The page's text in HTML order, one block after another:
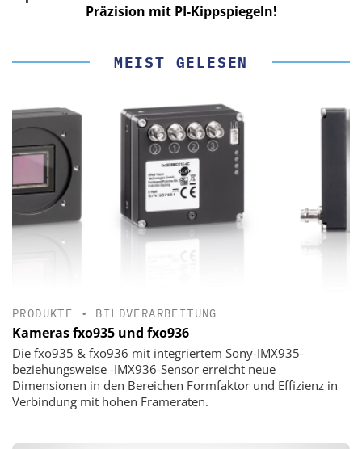
Präzision mit PI-Kippspiegeln!
MEIST GELESEN
PRODUKTE • BILDVERARBEITUNG
Kameras fxo935 und fxo936
Die fxo935 & fxo936 mit integriertem Sony-IMX935-
beziehungsweise -IMX936-Sensor erreicht neue
Dimensionen in den Bereichen Formfaktor und Effizienz in
Verbindung mit hohen Frameraten.